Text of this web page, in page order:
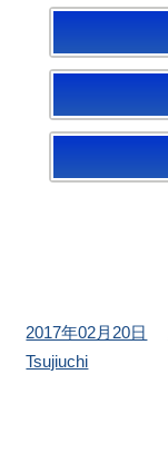
投
稿
2017年02月20日
Tsujiuchi